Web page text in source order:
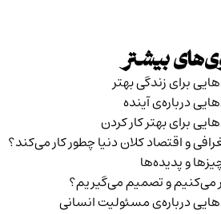
بیشتر
برای زندگی بهتر
درباره‌ی آينده
برای بهتر کار کردن
و اقتصاد کلان دنیا چطور کار می‌کند؟
و پدیده‌ها
می‌کنیم و تصمیم می‌گیریم؟
درباره‌ی مسئولیت انسانی